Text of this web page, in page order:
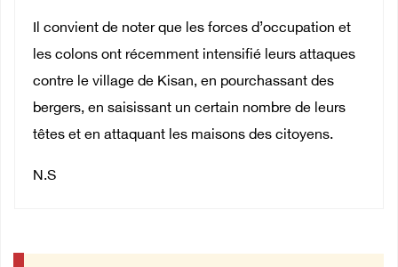
Il convient de noter que les forces d’occupation et
les colons ont récemment intensifié leurs attaques
contre le village de Kisan, en pourchassant des
bergers, en saisissant un certain nombre de leurs
têtes et en attaquant les maisons des citoyens.
N.S